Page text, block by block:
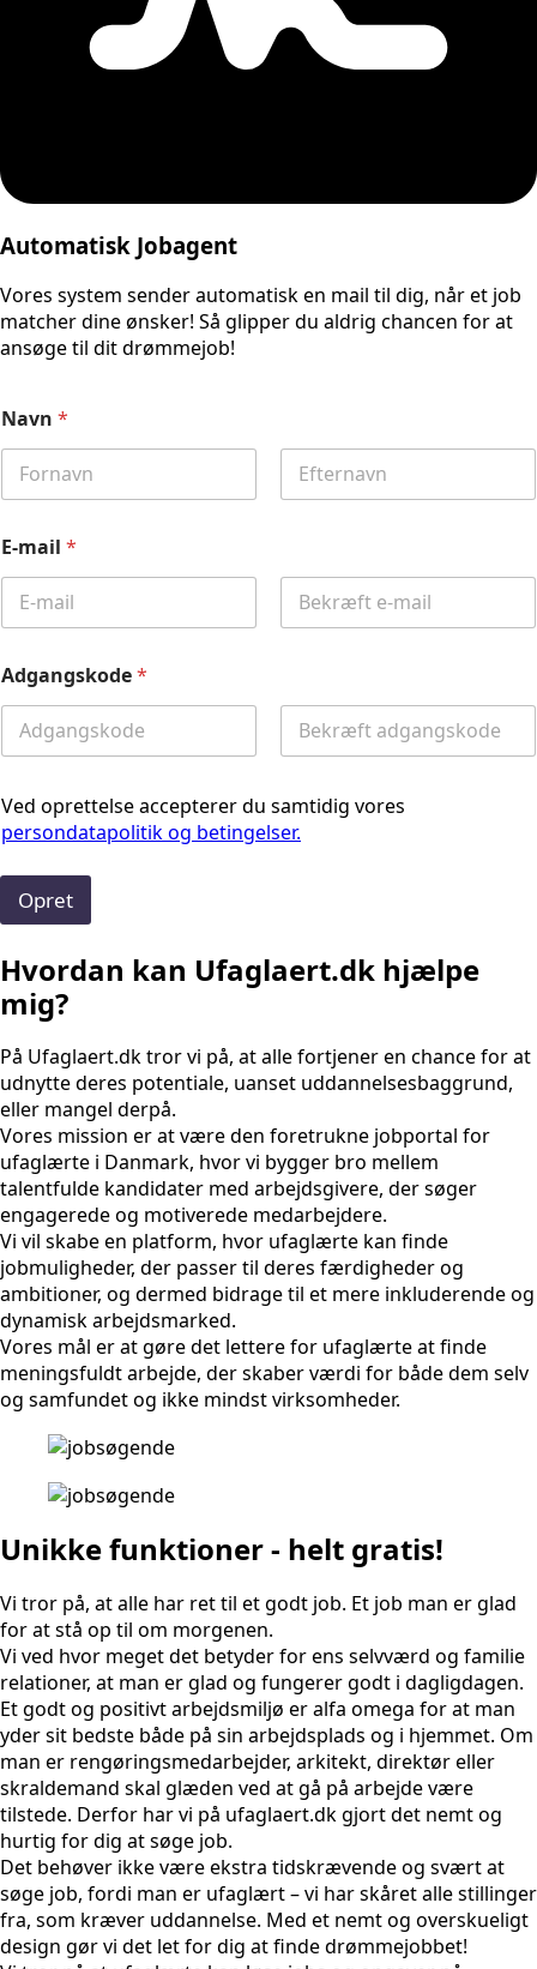
Automatisk Jobagent
Vores system sender automatisk en mail til dig, når et job
matcher dine ønsker! Så glipper du aldrig chancen for at
ansøge til dit drømmejob!
Navn *
E-mail *
Adgangskode*
Ved oprettelse accepterer du samtidig vores
persondatapolitik og betingelser.
Opret
Hvordan kan Ufaglaert.dk hjælpe
mig?
På Ufaglaert.dk tror vi på, at alle fortjener en chance for at
udnytte deres potentiale, uanset uddannelsesbaggrund,
eller mangel derpå.
Vores mission er at være den foretrukne jobportal for
ufaglærte i Danmark, hvor vi bygger bro mellem
talentfulde kandidater med arbejdsgivere, der søger
engagerede og motiverede medarbejdere.
Vi vil skabe en platform, hvor ufaglærte kan finde
jobmuligheder, der passer til deres færdigheder og
ambitioner, og dermed bidrage til et mere inkluderende og
dynamisk arbejdsmarked.
Vores mål er at gøre det lettere for ufaglærte at finde
meningsfuldt arbejde, der skaber værdi for både dem selv
og samfundet og ikke mindst virksomheder.
Unikke funktioner - helt gratis!
Vi tror på, at alle har ret til et godt job. Et job man er glad
for at stå op til om morgenen.
Vi ved hvor meget det betyder for ens selvværd og familie
relationer, at man er glad og fungerer godt i dagligdagen.
Et godt og positivt arbejdsmiljø er alfa omega for at man
yder sit bedste både på sin arbejdsplads og i hjemmet. Om
man er rengøringsmedarbejder, arkitekt, direktør eller
skraldemand skal glæden ved at gå på arbejde være
tilstede. Derfor har vi på ufaglaert.dk gjort det nemt og
hurtig for dig at søge job.
Det behøver ikke være ekstra tidskrævende og svært at
søge job, fordi man er ufaglært – vi har skåret alle stillinger
fra, som kræver uddannelse. Med et nemt og overskueligt
design gør vi det let for dig at finde drømmejobbet!